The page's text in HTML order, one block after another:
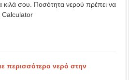
κιλά σου. Ποσότητα νερού πρέπει να
Calculator
περισσότερο νερό στην